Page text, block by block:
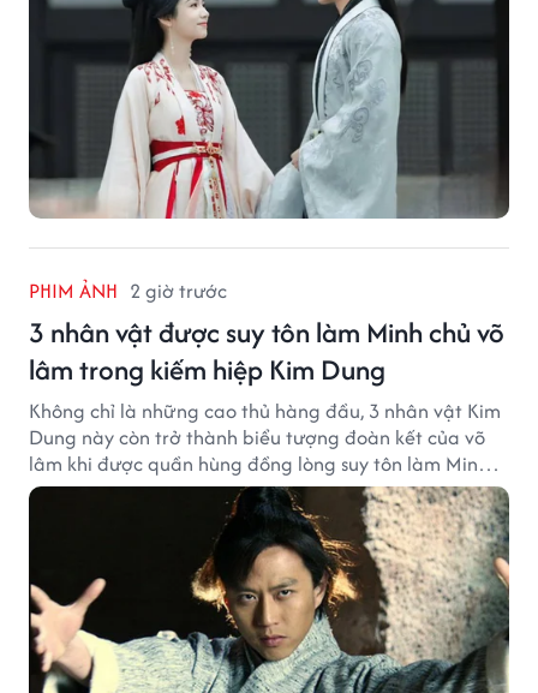
PHIM ẢNH 2 giờ trước
3 nhân vật được suy tôn làm Minh chủ võ
lâm trong kiếm hiệp Kim Dung
Không chỉ là những cao thủ hàng đầu, 3 nhân vật Kim
Dung này còn trở thành biểu tượng đoàn kết của võ
lâm khi được quần hùng đồng lòng suy tôn làm Minh
chủ.